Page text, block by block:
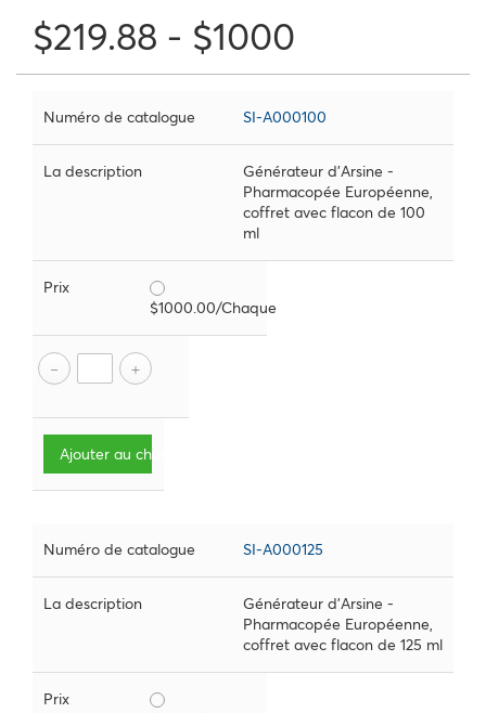
$219.88 - $1000
Numéro de catalogue SI-A000100
La description
Générateur d'Arsine -
Pharmacopée Européenne,
coffret avec flacon de 100
ml
Prix
$1000.00/Chaque
Ajouter au chariot
Numéro de catalogue SI-A000125
La description
Générateur d'Arsine -
Pharmacopée Européenne,
coffret avec flacon de 125 ml
Prix